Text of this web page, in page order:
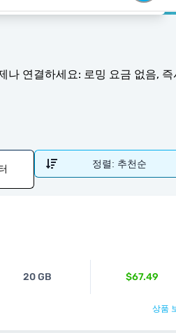
나 연결하세요: 로밍 요금 없음, 즉
정렬: 추천순
20 GB $67.49
상품